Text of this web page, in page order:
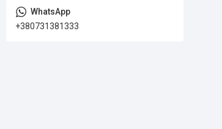
+380731381333